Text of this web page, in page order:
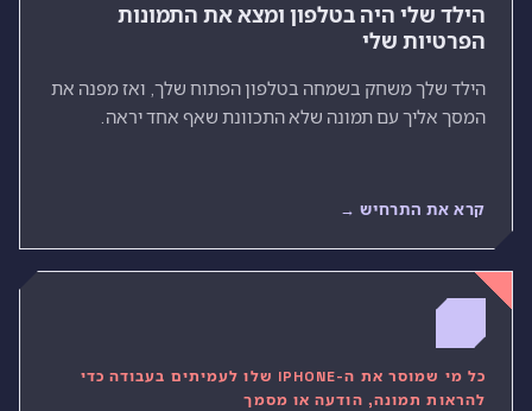
הילד שלי היה בטלפון ומצא את התמונות
הפרטיות שלי
הילד שלך משחק בשמחה בטלפון הפתוח שלך, ואז מפנה את
המסך אליך עם תמונה שלא התכוונת שאף אחד יראה.
קרא את התרחיש →
כל מי שמוסר את ה-IPHONE שלו לעמיתים בעבודה כדי
להראות תמונה, הודעה או מסמך